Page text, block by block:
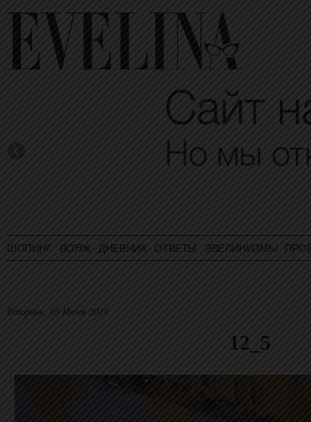
ШОПИНГ ВОЯЖ ДНЕВНИК ОТВЕТЫ ЭВЕЛИНИЗМЫ
Вторник, 05 Июня 2018
12_5